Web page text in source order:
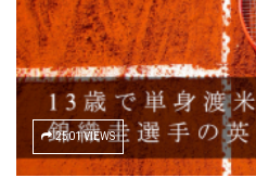
2501 VIEWS